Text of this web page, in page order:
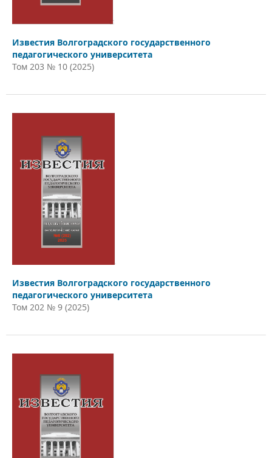
Известия Волгоградского государственного
педагогического университета
Том 203 № 10 (2025)
Известия Волгоградского государственного
педагогического университета
Том 202 № 9 (2025)